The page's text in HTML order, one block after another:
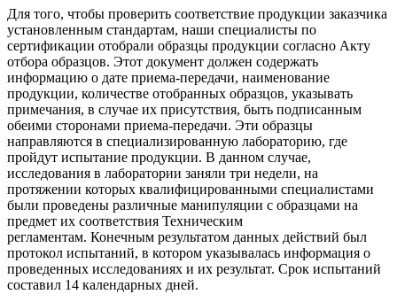
Для того, чтобы проверить соответствие продукции заказчика
установленным стандартам, наши специалисты по
сертификации отобрали образцы продукции согласно Акту
отбора образцов. Этот документ должен содержать
информацию о дате приема-передачи, наименование
продукции, количестве отобранных образцов, указывать
примечания, в случае их присутствия, быть подписанным
обеими сторонами приема-передачи. Эти образцы
направляются в специализированную лабораторию, где
пройдут испытание продукции. В данном случае,
исследования в лаборатории заняли три недели, на
протяжении которых квалифицированными специалистами
были проведены различные манипуляции с образцами на
предмет их соответствия Техническим
регламентам. Конечным результатом данных действий был
протокол испытаний, в котором указывалась информация о
проведенных исследованиях и их результат. Срок испытаний
составил 14 календарных дней.